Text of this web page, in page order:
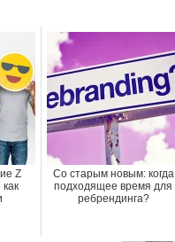
Z
Со старым новым: когда
подходящее время для
ребрендинга?